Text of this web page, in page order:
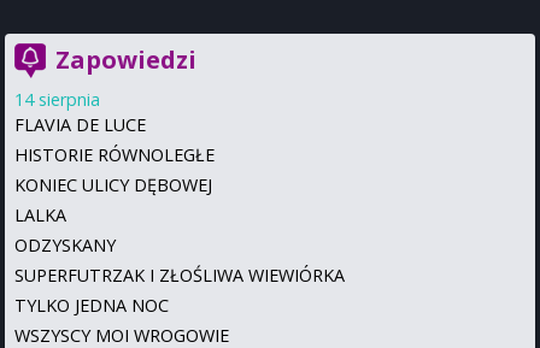
Zapowiedzi
14 sierpnia
FLAVIA DE LUCE
HISTORIE RÓWNOLEGŁE
KONIEC ULICY DĘBOWEJ
LALKA
ODZYSKANY
SUPERFUTRZAK I ZŁOŚLIWA WIEWIÓRKA
TYLKO JEDNA NOC
WSZYSCY MOI WROGOWIE